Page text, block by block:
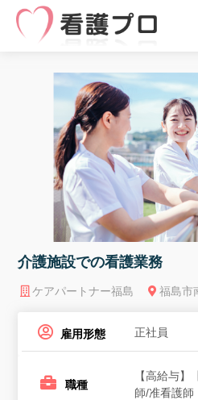
介護施設での看護業務
ケアパートナー福島 福島市
雇用形態 正社員
職種
【高給与
師/准看護師